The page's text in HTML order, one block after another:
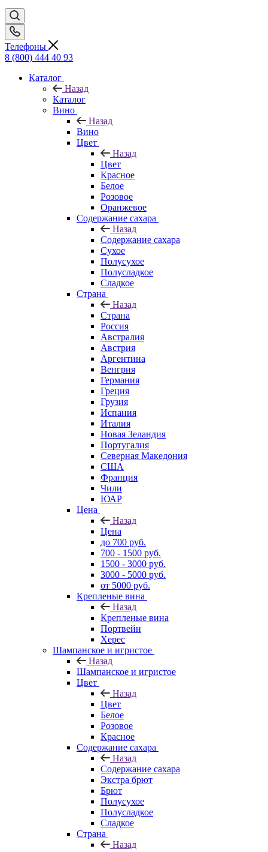
Телефоны
8 (800) 444 40 93
Каталог
Назад
Каталог
Вино
Назад
Вино
Цвет
Назад
Цвет
Красное
Белое
Розовое
Оранжевое
Содержание сахара
Назад
Содержание сахара
Сухое
Полусухое
Полусладкое
Сладкое
Страна
Назад
Страна
Россия
Австралия
Австрия
Аргентина
Венгрия
Германия
Греция
Грузия
Испания
Италия
Новая Зеландия
Португалия
Северная Македония
США
Франция
Чили
ЮАР
Цена
Назад
Цена
до 700 руб.
700 - 1500 руб.
1500 - 3000 руб.
3000 - 5000 руб.
от 5000 руб.
Крепленые вина
Назад
Крепленые вина
Портвейн
Херес
Шампанское и игристое
Назад
Шампанское и игристое
Цвет
Назад
Цвет
Белое
Розовое
Красное
Содержание сахара
Назад
Содержание сахара
Экстра брют
Брют
Полусухое
Полусладкое
Сладкое
Страна
Назад